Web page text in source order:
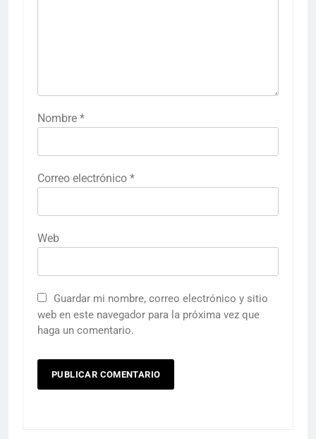
Nombre *
Correo electrónico *
Web
Guardar mi nombre, correo electrónico y sitio
web en este navegador para la próxima vez que
haga un comentario.